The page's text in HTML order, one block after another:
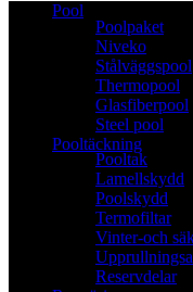
Pool
Poolpaket
Niveko
Stålväggspool
Thermopool
Glasfiberpool
Steel pool
Pooltäckning
Pooltak
Lamellskydd
Poolskydd
Termofiltar
Vinter-och
Reservdelar